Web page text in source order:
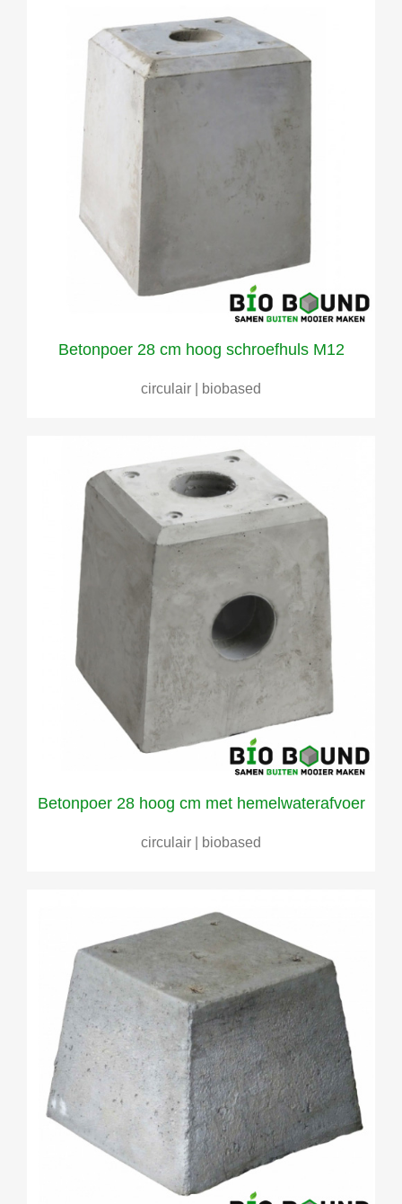
Betonpoer 28 cm hoog schroefhuls M12
circulair | biobased
Betonpoer 28 hoog cm met hemelwaterafvoer
circulair | biobased